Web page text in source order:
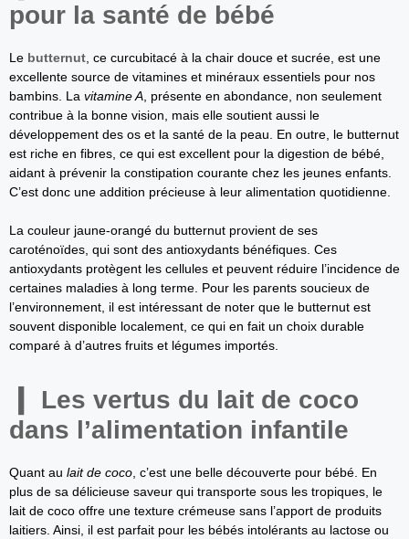
pour la santé de bébé
Le butternut , ce curcubitacé à la chair douce et sucrée, est une
excellente source de vitamines et minéraux essentiels pour nos
bambins. La vitamine A , présente en abondance, non seulement
contribue à la bonne vision, mais elle soutient aussi le
développement des os et la santé de la peau. En outre, le butternut
est riche en fibres, ce qui est excellent pour la digestion de bébé,
aidant à prévenir la constipation courante chez les jeunes enfants.
C’est donc une addition précieuse à leur alimentation quotidienne.
La couleur jaune-orangé du butternut provient de ses
caroténoïdes, qui sont des antioxydants bénéfiques. Ces
antioxydants protègent les cellules et peuvent réduire l’incidence de
certaines maladies à long terme. Pour les parents soucieux de
l’environnement, il est intéressant de noter que le butternut est
souvent disponible localement, ce qui en fait un choix durable
comparé à d’autres fruits et légumes importés.
Les vertus du lait de coco
dans l’alimentation infantile
Quant au lait de coco , c’est une belle découverte pour bébé. En
plus de sa délicieuse saveur qui transporte sous les tropiques, le
lait de coco offre une texture crémeuse sans l’apport de produits
laitiers. Ainsi, il est parfait pour les bébés intolérants au lactose ou